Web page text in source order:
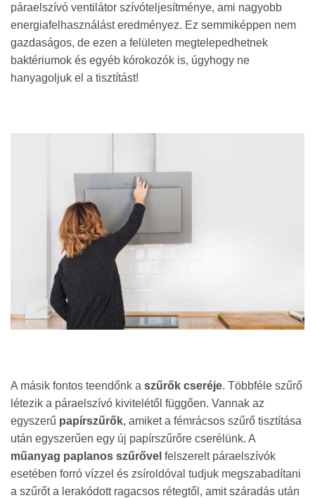
páraelszívó ventilátor szívóteljesítménye, ami nagyobb
energiafelhasználást eredményez. Ez semmiképpen nem
gazdaságos, de ezen a felületen megtelepedhetnek
baktériumok és egyéb kórokozók is, úgyhogy ne
hanyagoljuk el a tisztítást!
A másik fontos teendőnk a szűrők cseréje. Többféle szűrő
létezik a páraelszívó kivitelétől függően. Vannak az
egyszerű papírszűrők, amiket a fémrácsos szűrő tisztítása
után egyszerűen egy új papírszűrőre cserélünk. A
műanyag paplanos szűrővel felszerelt páraelszívók
esetében forró vízzel és zsíroldóval tudjuk megszabadítani
a szűrőt a lerakódott ragacsos rétegtől, amit száradás után